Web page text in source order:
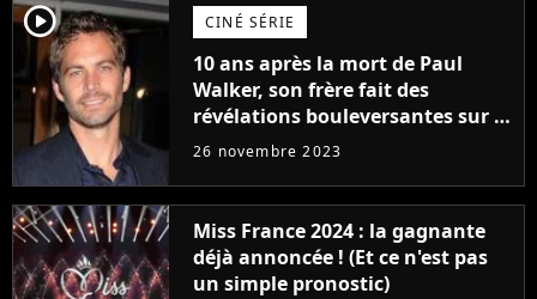
player2 CINÉ SÉRIE
10 ans après la mort de Paul
Walker, son frère fait des
révélations bouleversantes sur la
réaction des acteurs de Fast and
26 novembre 2023
Miss France 2024 : la gagnante
déjà annoncée ! (Et ce n'est pas
un simple pronostic)